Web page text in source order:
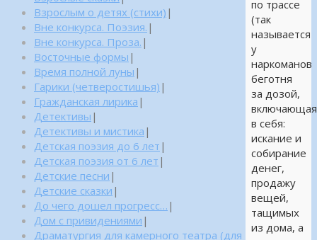
по трассе
(так
называется
у
наркоманов
беготня
за дозой,
включающая
в себя:
искание и
собирание
денег,
продажу
вещей,
тащимых
из дома, а
Взрослым о детях (стихи) |
Вне конкурса. Поэзия. |
Вне конкурса. Проза. |
Восточные формы |
Время полной луны |
Гарики (четверостишья) |
Гражданская лирика |
Детективы |
Детективы и мистика |
Детская поэзия до 6 лет |
Детская поэзия от 6 лет |
Детские песни |
Детские сказки |
До чего дошел прогресс… |
Дом с привидениями |
Драматургия для камерного театра (для